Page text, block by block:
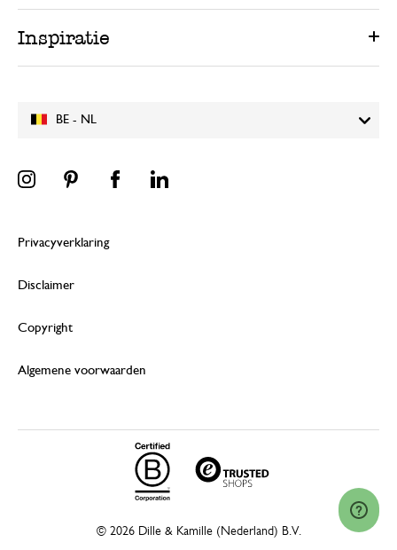
BE - NL
Inspiratie
Privacyverklaring
Disclaimer
Copyright
Algemene voorwaarden
© 2026 Dille & Kamille (Nederland) B.V.